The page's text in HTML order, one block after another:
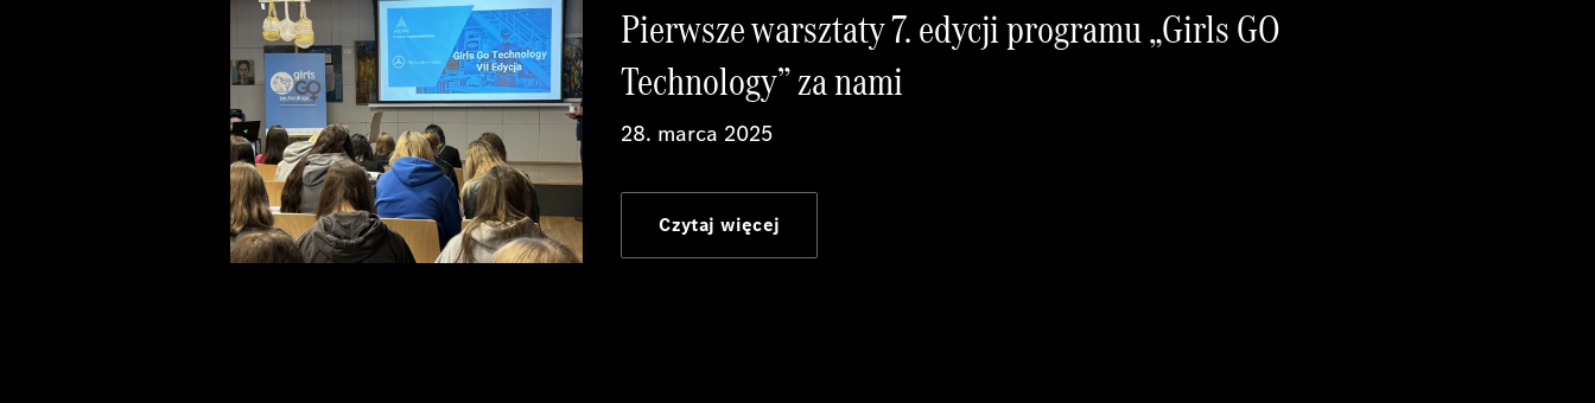
Pierwsze warsztaty 7. edycji programu „Girls GO
Technology” za nami
28. marca 2025
Czytaj więcej